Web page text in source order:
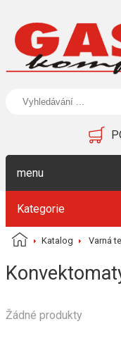
menu
Kategorie
Katalog Varná
Žádné produkty